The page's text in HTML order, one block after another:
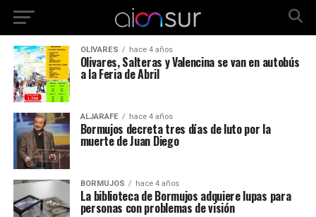
OLIVARES hace 4 años
Olivares, Salteras y Valencina se van en autobús
a la Feria de Abril
ALJARAFE hace 4 años
Bormujos decreta tres días de luto por la
muerte de Juan Diego
BORMUJOS hace 4 años
La biblioteca de Bormujos adquiere lupas para
personas con problemas de visión